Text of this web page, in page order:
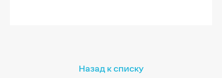
Назад к списку